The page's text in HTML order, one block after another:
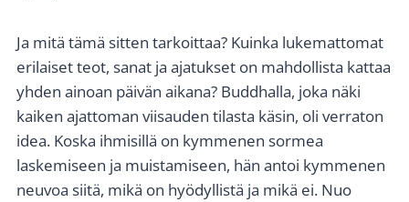
Ja mitä tämä sitten tarkoittaa? Kuinka lukemattomat
erilaiset teot, sanat ja ajatukset on mahdollista kattaa
yhden ainoan päivän aikana? Buddhalla, joka näki
kaiken ajattoman viisauden tilasta käsin, oli verraton
idea. Koska ihmisillä on kymmenen sormea
laskemiseen ja muistamiseen, hän antoi kymmenen
neuvoa siitä, mikä on hyödyllistä ja mikä ei. Nuo